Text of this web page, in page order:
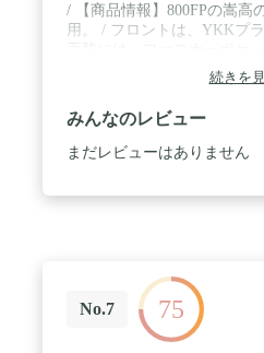
/ 【商品情報】800FPの嵩高
用。 / フロントは、YKKプ
口は風が入りにくい、スト
を使用。 / ジャケットやコ
ろん、Tシャツ・シャツな
る、軽くて暖かく着回しや
が特徴。 / 【取扱方法】ご
続きを
みんなのレビュー
まだレビューはありません
No.7 75